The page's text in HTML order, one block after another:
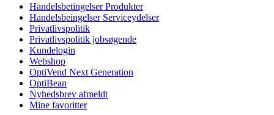
Handelsbetingelser Produkter
Handelsbeingelser Serviceydelser
Privatlivspolitik
Privatlivspolitik jobsøgende
Kundelogin
Webshop
OptiVend Next Generation
OptiBean
Nyhedsbrev afmeldt
Mine favoritter